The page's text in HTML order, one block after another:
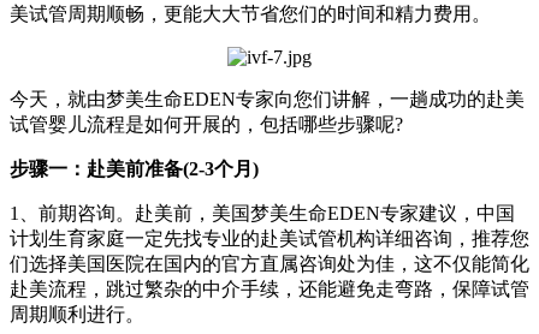
美试管周期顺畅，更能大大节省您们的时间和精力费用。
今天，就由梦美生命EDEN专家向您们讲解，一趟成功的赴美
试管婴儿流程是如何开展的，包括哪些步骤呢?
步骤一：赴美前准备(2-3个月)
1、前期咨询。赴美前，美国梦美生命EDEN专家建议，中国
计划生育家庭一定先找专业的赴美试管机构详细咨询，推荐您
们选择美国医院在国内的官方直属咨询处为佳，这不仅能简化
赴美流程，跳过繁杂的中介手续，还能避免走弯路，保障试管
周期顺利进行。